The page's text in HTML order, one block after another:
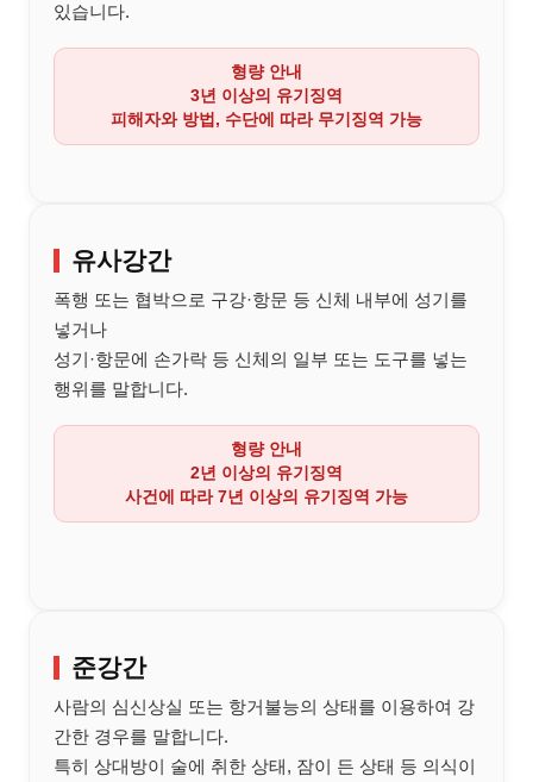
있습니다.
형량 안내
3년 이상의 유기징역
피해자와 방법, 수단에 따라 무기징역 가능
유사강간
폭행 또는 협박으로 구강·항문 등 신체 내부에 성기를
넣거나
성기·항문에 손가락 등 신체의 일부 또는 도구를 넣는
행위를 말합니다.
형량 안내
2년 이상의 유기징역
사건에 따라 7년 이상의 유기징역 가능
준강간
사람의 심신상실 또는 항거불능의 상태를 이용하여 강
간한 경우를 말합니다.
특히 상대방이 술에 취한 상태, 잠이 든 상태 등 의식이